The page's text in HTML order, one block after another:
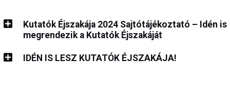
Kutatók Éjszakája 2024 Sajtótájékoztató – Idén is
megrendezik a Kutatók Éjszakáját
IDÉN IS LESZ KUTATÓK ÉJSZAKÁJA!